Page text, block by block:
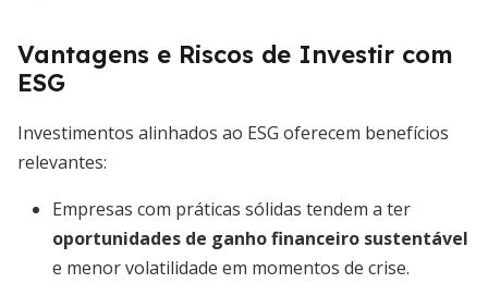
Vantagens e Riscos de Investir com
ESG
Investimentos alinhados ao ESG oferecem benefícios
relevantes:
Empresas com práticas sólidas tendem a ter
oportunidades de ganho financeiro sustentável
e menor volatilidade em momentos de crise.